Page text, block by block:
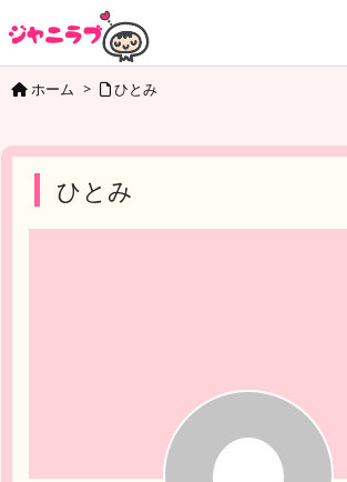
ホーム > ひとみ
ひとみ